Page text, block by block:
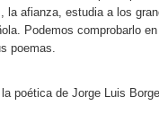
la afianza, estudia a los
Podemos comprobarlo
poemas.
poética de Jorge Luis